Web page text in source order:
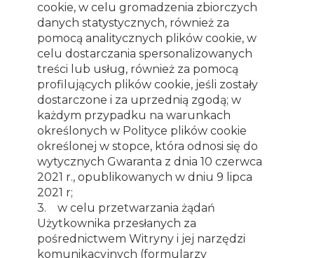
cookie, w celu gromadzenia zbiorczych
danych statystycznych, również za
pomocą analitycznych plików cookie, w
celu dostarczania spersonalizowanych
treści lub usług, również za pomocą
profilujących plików cookie, jeśli zostały
dostarczone i za uprzednią zgodą; w
każdym przypadku na warunkach
określonych w Polityce plików cookie
określonej w stopce, która odnosi się do
wytycznych Gwaranta z dnia 10 czerwca
2021 r., opublikowanych w dniu 9 lipca
2021 r;
3. w celu przetwarzania żądań
Użytkownika przesłanych za
pośrednictwem Witryny i jej narzędzi
komunikacyjnych (formularzy